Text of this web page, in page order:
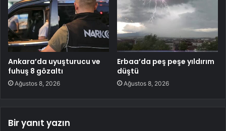
Ankara’da uyuşturucu ve
fuhuş 8 gözaltı
Ağustos 8, 2026
Erbaa’da peş peşe yıldırım
düştü
Ağustos 8, 2026
Bir yanıt yazın